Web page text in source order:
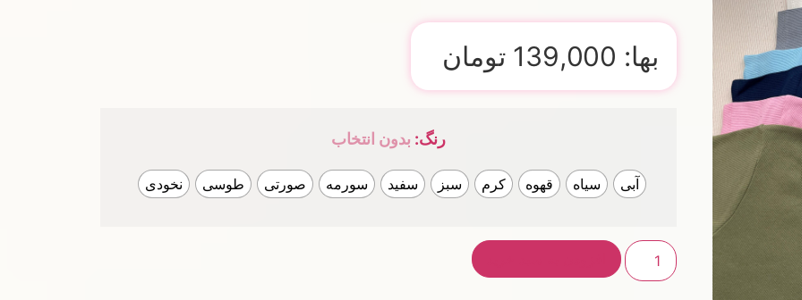
بها: 139,000 تومان
رنگ: بدون انتخاب
آبی سیاه قهوه کرم سبز سفید سورمه صورتی طوسی نخودی